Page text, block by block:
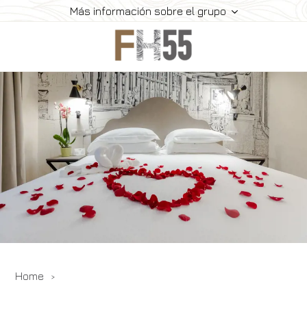
Más información sobre el grupo
Historia
Colección
Meeting
Contactos
Reservar
Home